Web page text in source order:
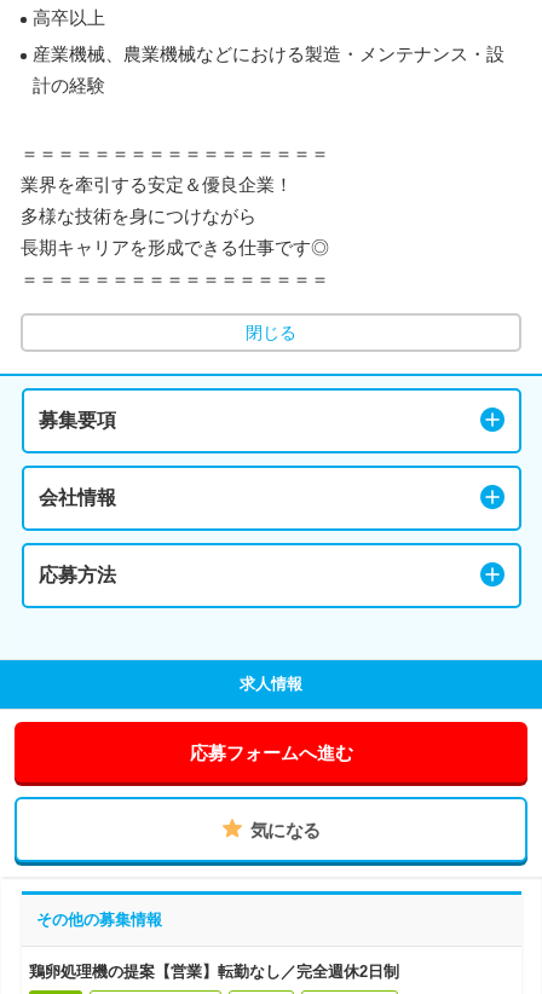
高卒以上
産業機械、農業機械などにおける製造・メンテナンス・設
計の経験
＝＝＝＝＝＝＝＝＝＝＝＝＝＝＝＝＝
業界を牽引する安定＆優良企業！
多様な技術を身につけながら
長期キャリアを形成できる仕事です◎
＝＝＝＝＝＝＝＝＝＝＝＝＝＝＝＝＝
閉じる
募集要項
会社情報
応募方法
求人情報
応募フォームへ進む
気になる
その他の募集情報
鶏卵処理機の提案【営業】転勤なし／完全週休2日制